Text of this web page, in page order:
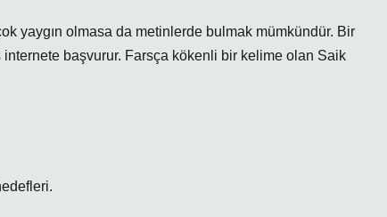
yaygın olmasa da metinlerde bulmak mümkündür. Bir
başvurur. Farsça kökenli bir kelime olan Saik